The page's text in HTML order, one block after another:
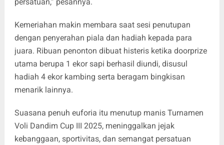
Kemeriahan makin membara saat sesi penutupan
dengan penyerahan piala dan hadiah kepada para
juara. Ribuan penonton dibuat histeris ketika doorprize
utama berupa 1 ekor sapi berhasil diundi, disusul
hadiah 4 ekor kambing serta beragam bingkisan
menarik lainnya.
Suasana penuh euforia itu menutup manis Turnamen
Voli Dandim Cup III 2025, meninggalkan jejak
kebanggaan, sportivitas, dan semangat persatuan